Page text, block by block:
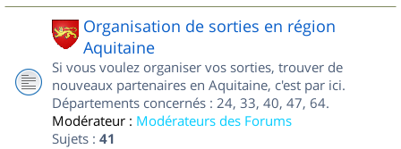
Organisation de sorties en région
Aquitaine
Si vous voulez organiser vos sorties, trouver de
nouveaux partenaires en Aquitaine, c'est par ici.
Départements concernés : 24, 33, 40, 47, 64.
Modérateur : Modérateurs des Forums
Sujets : 41